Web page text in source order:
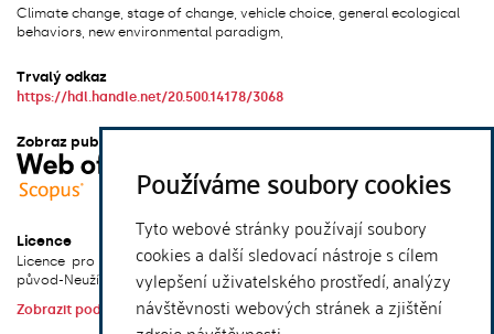
Používáme soubory cookies
Tyto webové stránky používají soubory
cookies a další sledovací nástroje s cílem
vylepšení uživatelského prostředí, analýzy
návštěvnosti webových stránek a zjištění
Climate change, stage of change, vehicle choice, general ecological
behaviors, new environmental paradigm,
Trvalý odkaz
https://hdl.handle.net/20.500.14178/3068
Zobraz publikaci v dalších systémech
Licence
Licence pro užití plného textu výsledku: Creative Commons Uveďte
původ-Neužívejte dílo komerčně-Nezpracovávejte 4.0 International
Zobrazit podmínky licence